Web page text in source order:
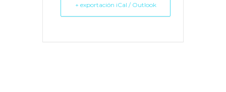
+ exportación iCal / Outlook